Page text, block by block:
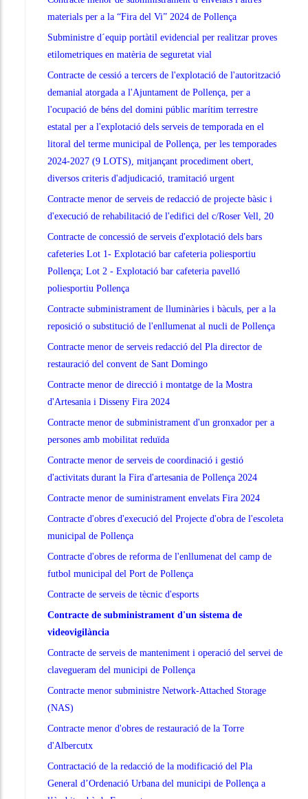
materials per a la “Fira del Vi” 2024 de Pollença
Subministre d´equip portàtil evidencial per realitzar proves
etilometriques en matèria de seguretat vial
Contracte de cessió a tercers de l'explotació de l'autorització
demanial atorgada a l'Ajuntament de Pollença, per a
l'ocupació de béns del domini públic marítim terrestre
estatal per a l'explotació dels serveis de temporada en el
litoral del terme municipal de Pollença, per les temporades
2024-2027 (9 LOTS), mitjançant procediment obert,
diversos criteris d'adjudicació, tramitació urgent
Contracte menor de serveis de redacció de projecte bàsic i
d'execució de rehabilitació de l'edifici del c/Roser Vell, 20
Contracte de concessió de serveis d'explotació dels bars
cafeteries Lot 1- Explotació bar cafeteria poliesportiu
Pollença; Lot 2 - Explotació bar cafeteria pavelló
poliesportiu Pollença
Contracte subministrament de lluminàries i bàculs, per a la
reposició o substitució de l'enllumenat al nucli de Pollença
Contracte menor de serveis redacció del Pla director de
restauració del convent de Sant Domingo
Contracte menor de direcció i montatge de la Mostra
d'Artesania i Disseny Fira 2024
Contracte menor de subministrament d'un gronxador per a
persones amb mobilitat reduïda
Contracte menor de serveis de coordinació i gestió
d'activitats durant la Fira d'artesania de Pollença 2024
Contracte menor de suministrament envelats Fira 2024
Contracte d'obres d'execució del Projecte d'obra de l'escoleta
municipal de Pollença
Contracte d'obres de reforma de l'enllumenat del camp de
futbol municipal del Port de Pollença
Contracte de serveis de tècnic d'esports
Contracte de subministrament d'un sistema de
videovigilància
Contracte de serveis de manteniment i operació del servei de
clavegueram del municipi de Pollença
Contracte menor subministre Network-Attached Storage
(NAS)
Contracte menor d'obres de restauració de la Torre
d'Albercutx
Contractació de la redacció de la modificació del Pla
General d’Ordenació Urbana del municipi de Pollença a